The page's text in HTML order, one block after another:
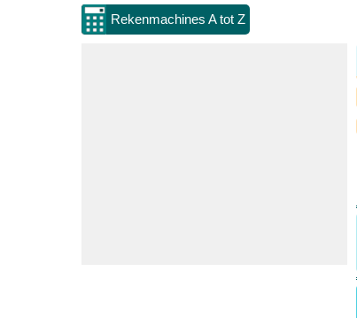
Rekenmachines A tot Z